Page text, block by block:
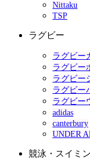
Nittaku
TSP
ラグビー
ラグビー
ラグビー
ラグビー
ラグビー
ラグビー
adidas
canterbury
UNDER
競泳・スイミ